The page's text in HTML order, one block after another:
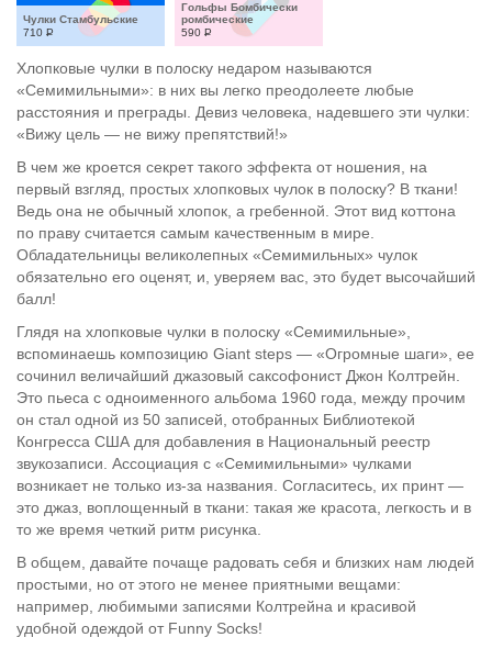
Чулки Стамбульские
710 Р
Гольфы Бомбически
ромбические
590 Р
Хлопковые чулки в полоску недаром называются
«Семимильными»: в них вы легко преодолеете любые
расстояния и преграды. Девиз человека, надевшего эти чулки:
«Вижу цель — не вижу препятствий!»
В чем же кроется секрет такого эффекта от ношения, на
первый взгляд, простых хлопковых чулок в полоску? В ткани!
Ведь она не обычный хлопок, а гребенной. Этот вид коттона
по праву считается самым качественным в мире.
Обладательницы великолепных «Семимильных» чулок
обязательно его оценят, и, уверяем вас, это будет высочайший
балл!
Глядя на хлопковые чулки в полоску «Семимильные»,
вспоминаешь композицию Giant steps — «Огромные шаги», ее
сочинил величайший джазовый саксофонист Джон Колтрейн.
Это пьеса с одноименного альбома 1960 года, между прочим
он стал одной из 50 записей, отобранных Библиотекой
Конгресса США для добавления в Национальный реестр
звукозаписи. Ассоциация с «Семимильными» чулками
возникает не только из-за названия. Согласитесь, их принт —
это джаз, воплощенный в ткани: такая же красота, легкость и в
то же время четкий ритм рисунка.
В общем, давайте почаще радовать себя и близких нам людей
простыми, но от этого не менее приятными вещами:
например, любимыми записями Колтрейна и красивой
удобной одеждой от Funny Socks!